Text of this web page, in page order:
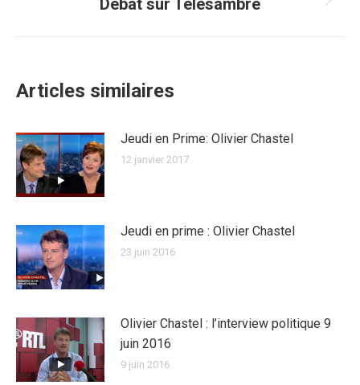
Article
Débat sur Telesambre
Articles similaires
Jeudi en Prime: Olivier Chastel
12 janvier 2017
Jeudi en prime : Olivier Chastel
23 juin 2016
Olivier Chastel : l’interview politique 9
juin 2016
9 juin 2016